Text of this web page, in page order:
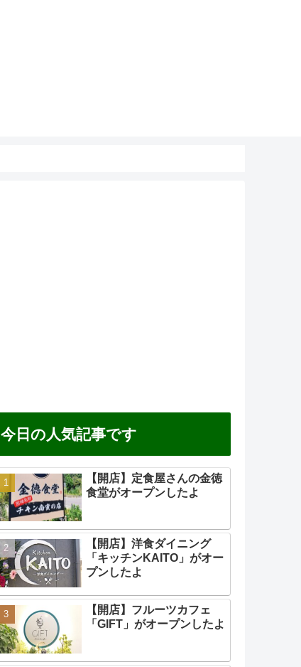
今日の人気記事です
【開店】定食屋さんの金徳
食堂がオープンしたよ
【開店】洋食ダイニング
「キッチンKAITO」がオー
プンしたよ
【開店】フルーツカフェ
「GIFT」がオープンしたよ